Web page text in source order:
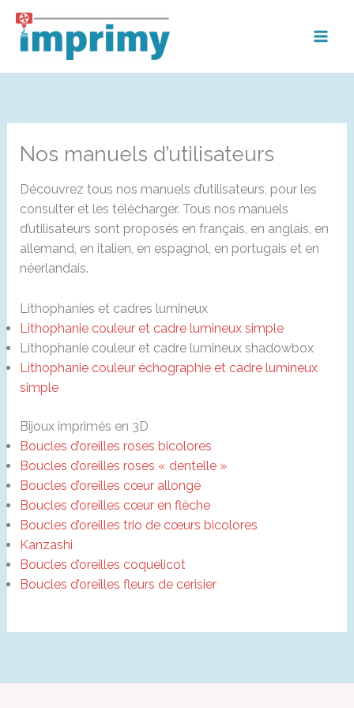
Aller
contenu
Nos manuels d’utilisateurs
Découvrez tous nos manuels d’utilisateurs, pour les
consulter et les télécharger. Tous nos manuels
d’utilisateurs sont proposés en français, en anglais, en
allemand, en italien, en espagnol, en portugais et en
néerlandais.
Lithophanies et cadres lumineux
Lithophanie couleur et cadre lumineux simple
Lithophanie couleur et cadre lumineux shadowbox
Lithophanie couleur échographie et cadre lumineux
simple
Bijoux imprimés en 3D
Boucles d’oreilles roses bicolores
Boucles d’oreilles roses « dentelle »
Boucles d’oreilles cœur allongé
Boucles d’oreilles cœur en flèche
Boucles d’oreilles trio de cœurs bicolores
Kanzashi
Boucles d’oreilles coquelicot
Boucles d’oreilles fleurs de cerisier